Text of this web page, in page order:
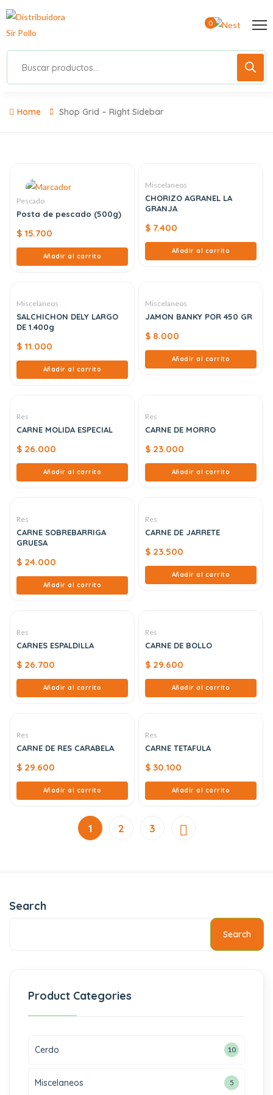
0
Home Shop Grid – Right Sidebar
Pescado
Posta de pescado (500g)
$ 15.700
Añadir al carrito
Miscelaneos
CHORIZO AGRANEL LA
GRANJA
$ 7.400
Añadir al carrito
Miscelaneos
SALCHICHON DELY LARGO
DE 1.400g
$ 11.000
Añadir al carrito
Miscelaneos
JAMON BANKY POR 450 GR
$ 8.000
Añadir al carrito
Res
CARNE MOLIDA ESPECIAL
$ 26.000
Añadir al carrito
Res
CARNE DE MORRO
$ 23.000
Añadir al carrito
Res
CARNE SOBREBARRIGA
GRUESA
$ 24.000
Añadir al carrito
Res
CARNE DE JARRETE
$ 23.500
Añadir al carrito
Res
CARNES ESPALDILLA
$ 26.700
Añadir al carrito
Res
CARNE DE BOLLO
$ 29.600
Añadir al carrito
Res
CARNE DE RES CARABELA
$ 29.600
Añadir al carrito
Res
CARNE TETAFULA
$ 30.100
Añadir al carrito
1 2 3
Search
Search
Product Categories
Cerdo 10
Miscelaneos 5